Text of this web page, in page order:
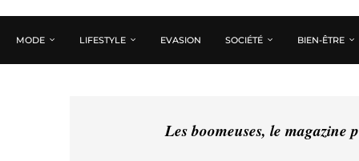
MODE LIFESTYLE EVASION SOCIÉTÉ BIEN-ÊTRE
Les boomeuses, le